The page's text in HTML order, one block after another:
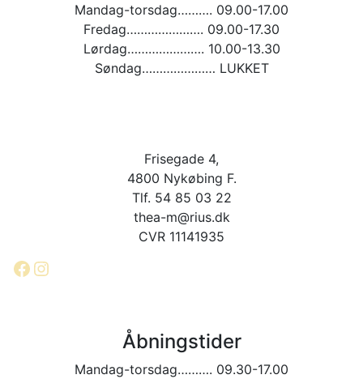
Mandag-torsdag………. 09.00-17.00
Fredag…………………. 09.00-17.30
Lørdag…………………. 10.00-13.30
Søndag………………… LUKKET
Frisegade 4,
4800 Nykøbing F.
Tlf. 54 85 03 22
thea-m@rius.dk
CVR 11141935
Facebook
Instagram
Åbningstider
Mandag-torsdag………. 09.30-17.00